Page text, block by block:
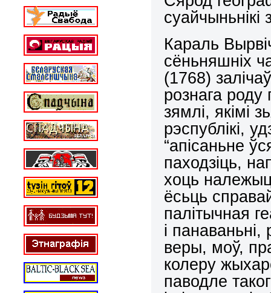
Караль
сёньняшніх
(1768)
рознага
зямлі, якімі
рэспублікі,
“апісаньне
паходзіць,
хоць
ёсьць
палітычная
і
веры, моў,
колеру
паводле